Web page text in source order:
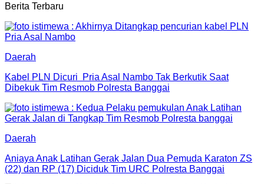
Berita Terbaru
Daerah
Kabel PLN Dicuri Pria Asal Nambo Tak Berkutik Saat
Dibekuk Tim Resmob Polresta Banggai
Daerah
Aniaya Anak Latihan Gerak Jalan Dua Pemuda Karaton ZS
(22) dan RP (17) Diciduk Tim URC Polresta Banggai